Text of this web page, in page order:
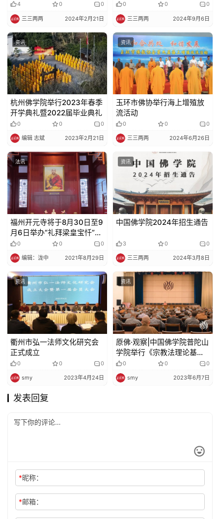
4 0 0
三三两两 2024年2月21日
0 0 0
三三两两 2024年9月6日
资讯
杭州佛学院举行2023年春季
开学典礼暨2022届毕业典礼
0 0 0
编辑 志斌 2023年2月21日
资讯
玉环市佛协举行海上增殖放
流活动
0 0 0
三三两两 2024年6月26日
法讯
福州开元寺将于8月30日至9
月6日举办“礼拜梁皇宝忏”法
会，愿有缘善信踊跃预定参
加
0 0 0
编辑：泷中 2021年8月29日
资讯
中国佛学院2024年招生通告
3 0 0
三三两两 2024年3月8日
资讯
衢州市弘一法师文化研究会
正式成立
0 0 0
smy 2023年4月24日
资讯
原佛·观察|中国佛学院普陀山
学院举行《宗教法理论基础
及实践》主题普法知识讲座
0 0 0
smy 2023年6月7日
发表回复
*昵称：
*邮箱：